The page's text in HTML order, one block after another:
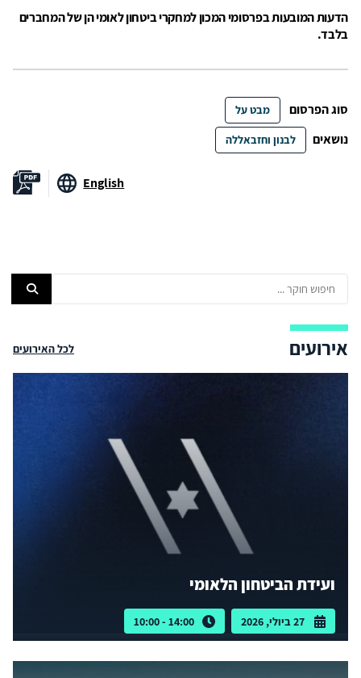
הדעות המובעות בפרסומי המכון למחקרי ביטחון לאומי הן של המחברים
בלבד.
סוג הפרסום מבט על
נושאים לבנון וחזבאללה
English
אירועים לכל האירועים
ועידת הביטחון הלאומי
27 ביולי, 2026 14:00 - 10:00